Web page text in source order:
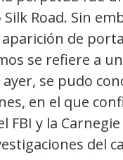
Road. Sin
de
se refiere a
se pudo
en el que
FBI y la
del